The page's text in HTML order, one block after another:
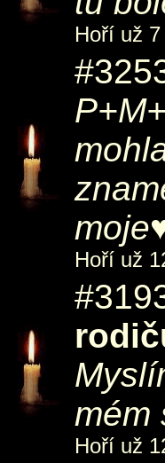
Hoří už
Hoří už
mém
Hoří už